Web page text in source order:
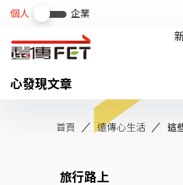
心發現文章
首頁 遠傳心生活 這
旅行路上